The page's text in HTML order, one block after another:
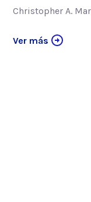
Christopher A.
Ver más